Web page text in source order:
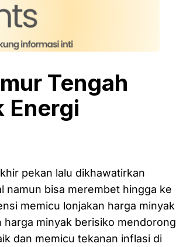
Tengah
Energi
pekan lalu dikhawatirkan
namun bisa merembet hingga ke
memicu lonjakan harga minyak
harga minyak berisiko mendorong
dan memicu tekanan inflasi di